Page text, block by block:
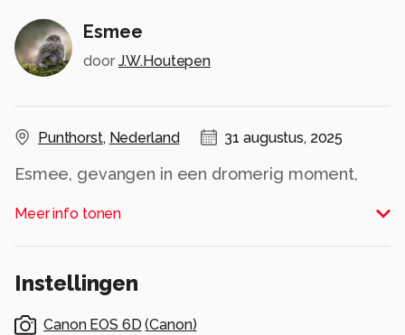
Esmee
door J.W.Houtepen
Punthorst, Nederland 31 augustus, 2025
Esmee, gevangen in een dromerig moment,
betoverend spel.
Een beeld dat je even laat stilstaan en
Alle rechten voorbehouden
Meer info tonen
Instellingen
Canon EOS 6D (Canon)